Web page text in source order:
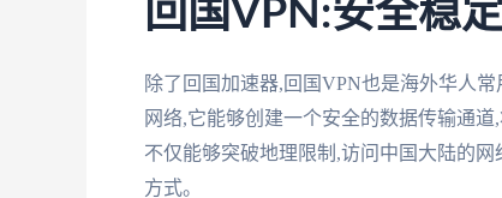
回国VPN:安全稳
除了回国加速器,回国VPN也是海外华人
网络,它能够创建一个安全的数据传输通
不仅能够突破地理限制,访问中国大陆的
方式。